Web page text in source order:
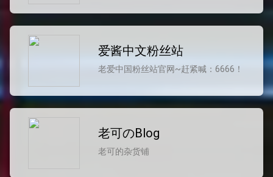
爱酱中文粉丝站
老爱中国粉丝站官网~赶紧喊：6666！
老可のBlog
老可的杂货铺